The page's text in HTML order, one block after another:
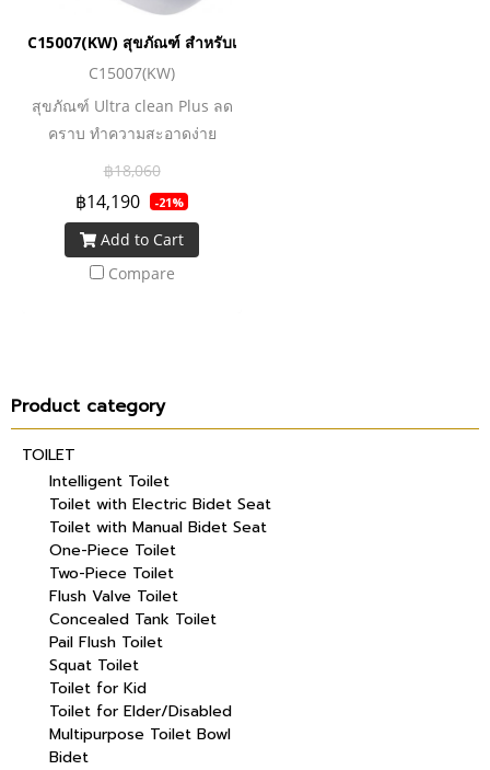
C15007(KW) สุขภัณฑ์ สำหรับเด็ก 3.75 ลิตร รุ่น GOOGAI (สีเขียวกีวี)
C15007(KW)
สุขภัณฑ์ Ultra clean Plus ลด
คราบ ทำความสะอาดง่าย
สุขภัณฑ์สำหรับเด็กวัย 3-12 ปี
ฝาปิดหม้อน้ำทรงเปลือกไข่ 3 สี
สดใส : สีเขียวกีวี่ สีเขียวมะนาว
และ สีชมพู ระบบประหยัดน้ำ
ใช้น้ำเพียง 3.75 ลิตร
฿18,060
฿14,190 -21%
Add to Cart
Compare
Product category
TOILET
Intelligent Toilet
Toilet with Electric Bidet Seat
Toilet with Manual Bidet Seat
One-Piece Toilet
Two-Piece Toilet
Flush Valve Toilet
Concealed Tank Toilet
Pail Flush Toilet
Squat Toilet
Toilet for Kid
Toilet for Elder/Disabled
Multipurpose Toilet Bowl
Bidet